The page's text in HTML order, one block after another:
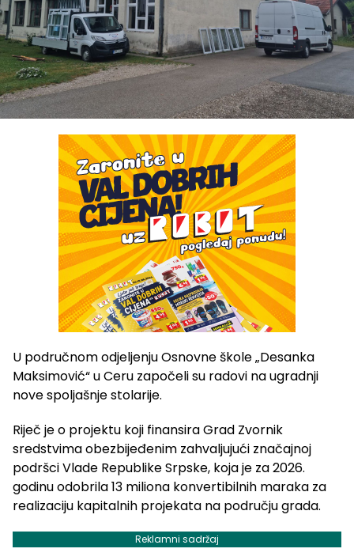
U područnom odjeljenju Osnovne škole „Desanka
Maksimović“ u Ceru započeli su radovi na ugradnji
nove spoljašnje stolarije.
Riječ je o projektu koji finansira Grad Zvornik
sredstvima obezbijeđenim zahvaljujući značajnoj
podršci Vlade Republike Srpske, koja je za 2026.
godinu odobrila 13 miliona konvertibilnih maraka za
realizaciju kapitalnih projekata na području grada.
Reklamni sadržaj